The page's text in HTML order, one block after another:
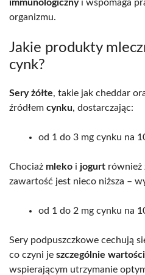
immunologicznyi wspomaga
organizmu.
Jakie produkty
cynk?
Sery żółte, takie jak cheddar
źródłem cynku, dostarczając:
od 1 do 3 mg cynku na
Chociaż mleko i jogurt również
zawartość jest nieco niższa –
od 1 do 2 mg cynku na
Sery podpuszczkowe cechują
co czyni je szczególnie
wspierającym utrzymanie